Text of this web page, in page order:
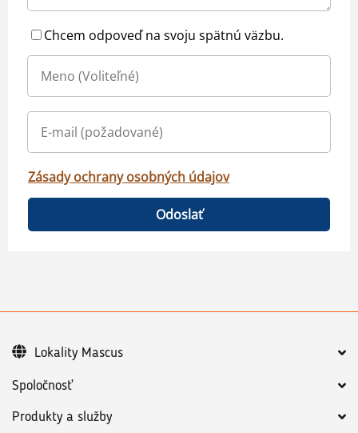
Chcem odpoveď na svoju spätnú väzbu.
Zásady ochrany osobných údajov
Odoslať
Spoločnosť
Produkty a služby
Lokality Mascus